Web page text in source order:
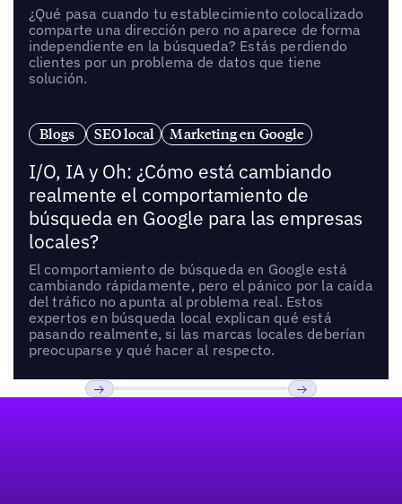
¿Qué pasa cuando tu establecimiento colocalizado
comparte una dirección pero no aparece de forma
independiente en la búsqueda? Estás perdiendo
clientes por un problema de datos que tiene
solución.
Blogs SEO local Marketing en Google
I/O, IA y Oh: ¿Cómo está cambiando
realmente el comportamiento de
búsqueda en Google para las empresas
locales?
El comportamiento de búsqueda en Google está
cambiando rápidamente, pero el pánico por la caída
del tráfico no apunta al problema real. Estos
expertos en búsqueda local explican qué está
pasando realmente, si las marcas locales deberían
preocuparse y qué hacer al respecto.